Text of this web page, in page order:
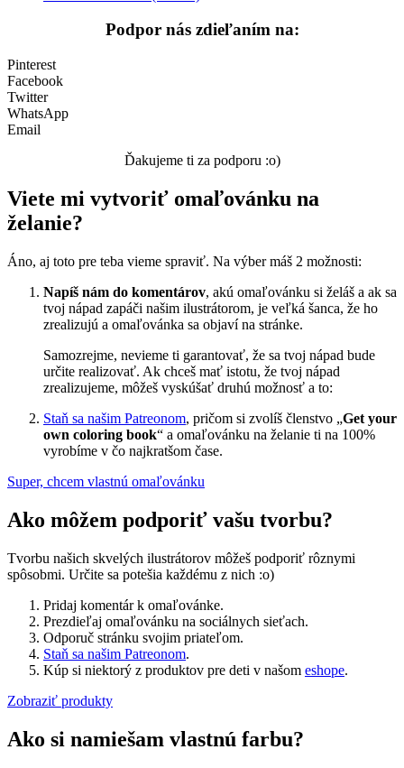
Vesmír
Zima a Vianoce
Zvieratá a príroda
Podpor nás zdieľaním na:
Pinterest
Facebook
Twitter
WhatsApp
Email
Ďakujeme ti za podporu :o)
Viete mi vytvoriť omaľovánku na
želanie?
Áno, aj toto pre teba vieme spraviť. Na výber máš 2 možnosti:
Napíš nám do komentárov, akú omaľovánku si želáš a ak sa
tvoj nápad zapáči našim ilustrátorom, je veľká šanca, že ho
zrealizujú a omaľovánka sa objaví na stránke.
Samozrejme, nevieme ti garantovať, že sa tvoj nápad bude
určite realizovať. Ak chceš mať istotu, že tvoj nápad
zrealizujeme, môžeš vyskúšať druhú možnosť a to:
Staň sa našim Patreonom, pričom si zvolíš členstvo „Get your
own coloring book“ a omaľovánku na želanie ti na 100%
vyrobíme v čo najkratšom čase.
Super, chcem vlastnú omaľovánku
Ako môžem podporiť vašu tvorbu?
Tvorbu našich skvelých ilustrátorov môžeš podporiť rôznymi
spôsobmi. Určite sa potešia každému z nich :o)
Pridaj komentár k omaľovánke.
Prezdieľaj omaľovánku na sociálnych sieťach.
Odporuč stránku svojim priateľom.
Staň sa našim Patreonom.
Kúp si niektorý z produktov pre deti v našom eshope.
Zobraziť produkty
Ako si namiešam vlastnú farbu?